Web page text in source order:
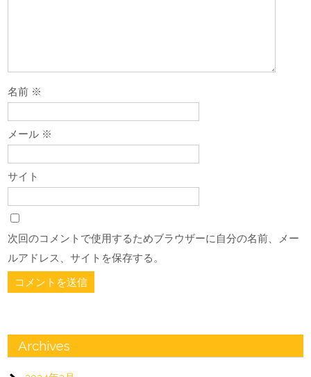
名前 ※
メール ※
サイト
次回のコメントで使用するためブラウザーに自分の名前、メー
ルアドレス、サイトを保存する。
Archives